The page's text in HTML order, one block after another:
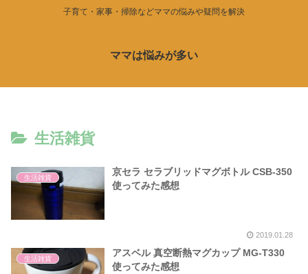
子育て・家事・掃除などママの悩みや疑問を解決
ママは悩みが多い
生活雑貨
生活雑貨
京セラ セラブリッドマグボトル CSB-350
使ってみた感想
2019.01.28
生活雑貨
アスベル 真空断熱マグカップ MG-T330
使ってみた感想